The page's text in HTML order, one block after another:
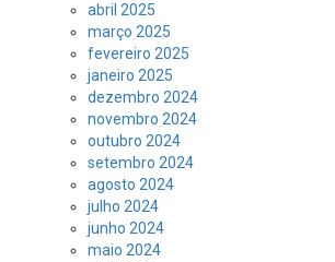
abril 2025
março 2025
fevereiro 2025
janeiro 2025
dezembro 2024
novembro 2024
outubro 2024
setembro 2024
agosto 2024
julho 2024
junho 2024
maio 2024